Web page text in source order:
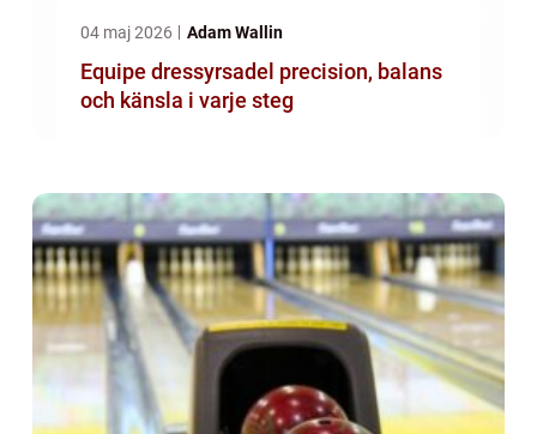
04 maj 2026 Adam Wallin
Equipe dressyrsadel precision, balans
och känsla i varje steg